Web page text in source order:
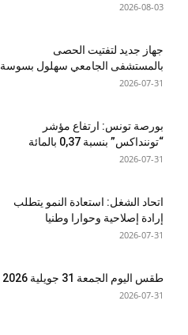
2026-08-03
جهاز جديد لتفتيت الحصى
بالمستشفى الجامعي سهلول بسوسة
2026-07-31
بورصة تونس: ارتفاع مؤشر
“توننداكس” بنسبة 0,37 بالمائة
2026-07-31
اتحاد الشغل: استعادة النمو يتطلب
إرادة إصلاحية وحوارا وطنيا
2026-07-31
طقس اليوم الجمعة 31 جويلية 2026
2026-07-31